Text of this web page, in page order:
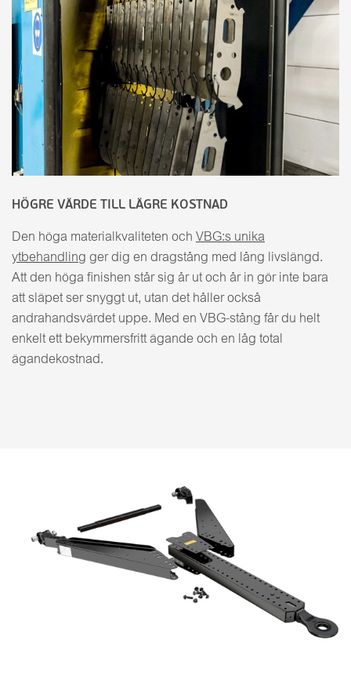
HÖGRE VÄRDE TILL LÄGRE KOSTNAD
Den höga materialkvaliteten och VBG:s unika
ytbehandling ger dig en dragstång med lång livslängd.
Att den höga finishen står sig år ut och år in gör inte bara
att släpet ser snyggt ut, utan det håller också
andrahandsvärdet uppe. Med en VBG-stång får du helt
enkelt ett bekymmersfritt ägande och en låg total
ägandekostnad.